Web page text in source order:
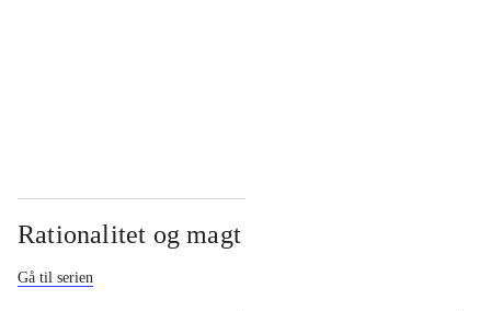
Rationalitet og magt
Gå til serien